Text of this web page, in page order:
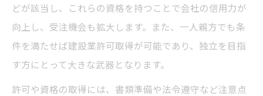
どが該当し、これらの資格を持つことで会社の信用力が
向上し、受注機会も拡大します。また、一人親方でも条
件を満たせば建設業許可取得が可能であり、独立を目指
す方にとって大きな武器となります。
許可や資格の取得には、書類準備や法令遵守など注意点